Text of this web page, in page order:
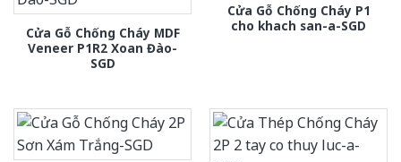
Cửa Gỗ Chống Cháy MDF
Veneer P1R2 Xoan Đào-
SGD
Cửa Gỗ Chống Cháy P1
cho khach san-a-SGD